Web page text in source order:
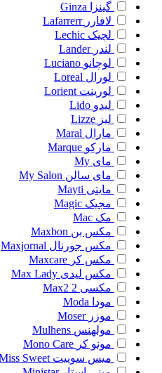
گینزا
Ginza
لافارر Lafarrerr
لچیک Lechic
لندر Lander
لوچانو Luciano
لورال Loreal
لورینت Lorient
لیدو Lido
لیز Lizze
مارال Maral
مارکو Marque
مای My
مای سالن My Salon
مایتی Mayti
مجیک Magic
مک Mac
مکس بن Maxbon
مکس جورنال Maxjornal
مکس کر Maxcare
مکس لیدی Max Lady
مکسی 2
Max2
مودا Moda
موزر Moser
مولهنس Mulhens
مونو کر Mono Care
میس سوییت Sweet